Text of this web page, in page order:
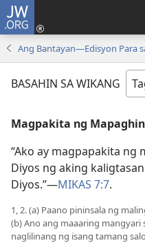
JW.ORG
BASAHIN SA WIKANG
Magpakita ng
“Ako ay magpapakita ng
Diyos ng aking
Diyos.”​—MIKAS 7:7.
1, 2. (a) Paano pininsala ng
(b) Ano ang maaaring mangyari
naglilinang ng isang tamang